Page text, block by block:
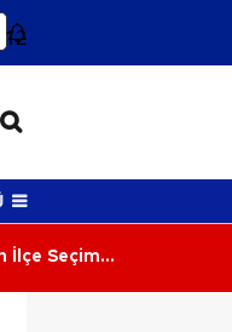
12
İlçe Seçim